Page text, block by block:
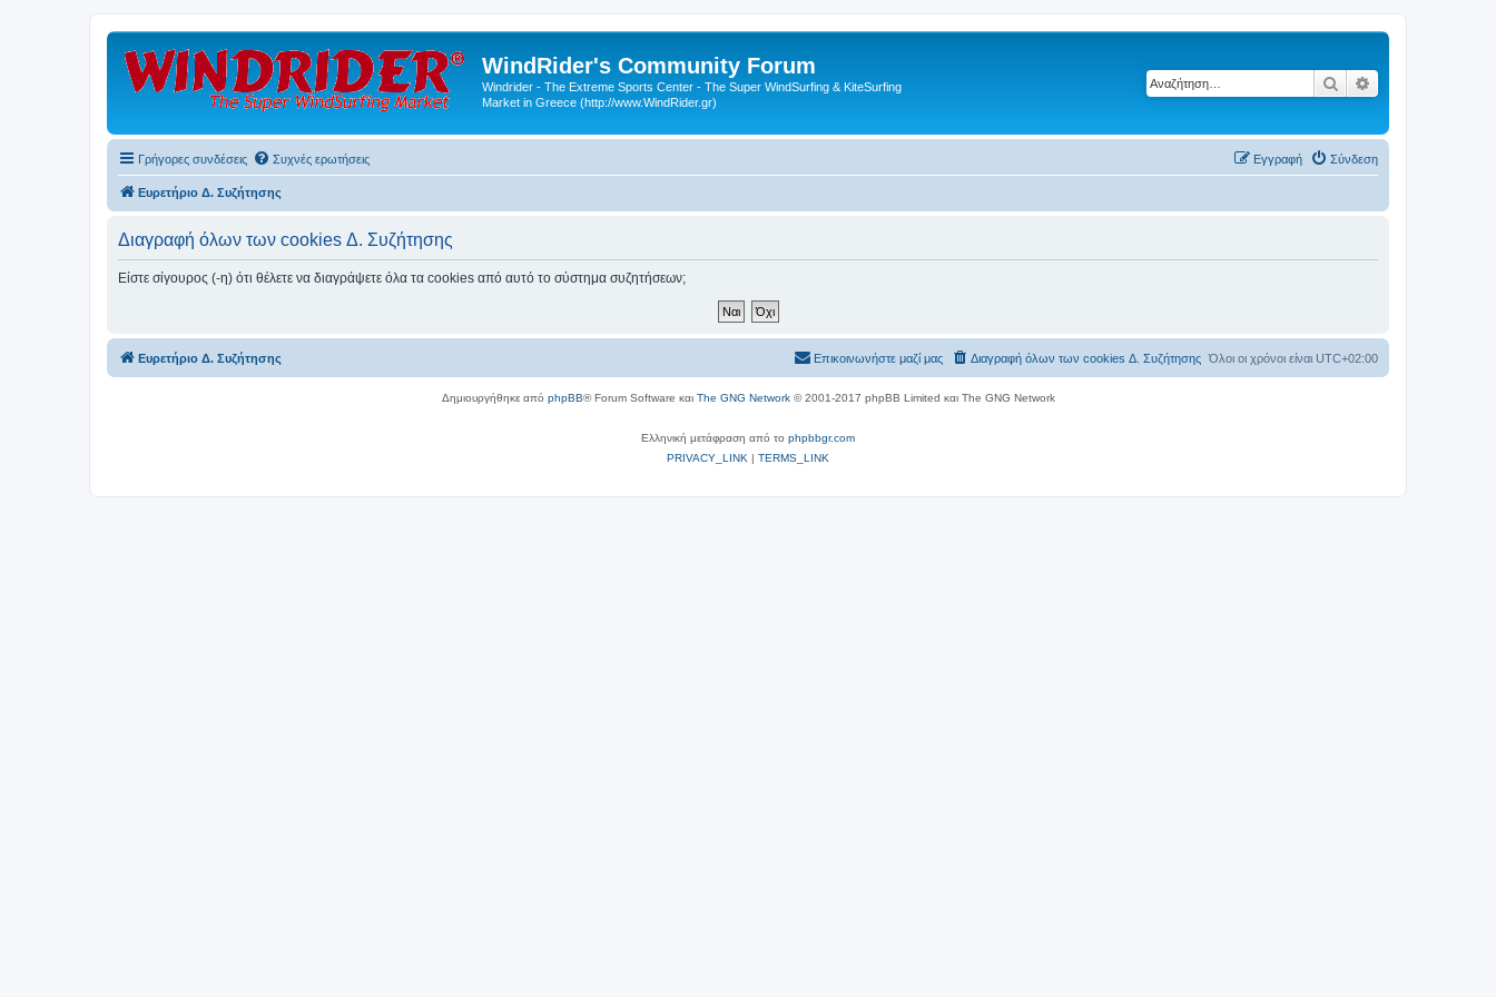
WindRider's Community Forum
Windrider - The Extreme Sports Center - The Super WindSurfing & KiteSurfing
Market in Greece (http://www.WindRider.gr)
Αναζήτηση
Γρήγορες συνδέσεις Συχνές ερωτήσεις Σύνδεση
Εγγραφή
Ευρετήριο Δ. Συζήτησης
Διαγραφή όλων των cookies Δ. Συζήτησης
Είστε σίγουρος (-η) ότι θέλετε να διαγράψετε όλα τα cookies από αυτό το σύστημα συζητήσεων;
Ευρετήριο Δ. Συζήτησης Όλοι οι χρόνοι είναι UTC+02:00
Διαγραφή όλων των cookies Δ. Συζήτησης
Επικοινωνήστε μαζί μας
Δημιουργήθηκε από phpBB® Forum Software και The GNG Network© 2001-2017 phpBB Limited και The GNG Network
Ελληνική μετάφραση από το phpbbgr.com
PRIVACY_LINK | TERMS_LINK